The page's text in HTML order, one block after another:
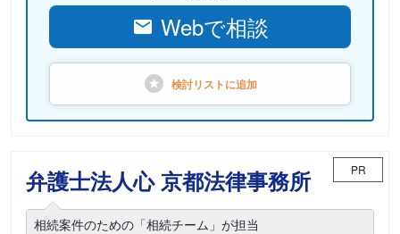
Webで相談
検討リストに追加
弁護士法人心 京都法律事務所 PR
相続案件のための「相続チーム」が担当